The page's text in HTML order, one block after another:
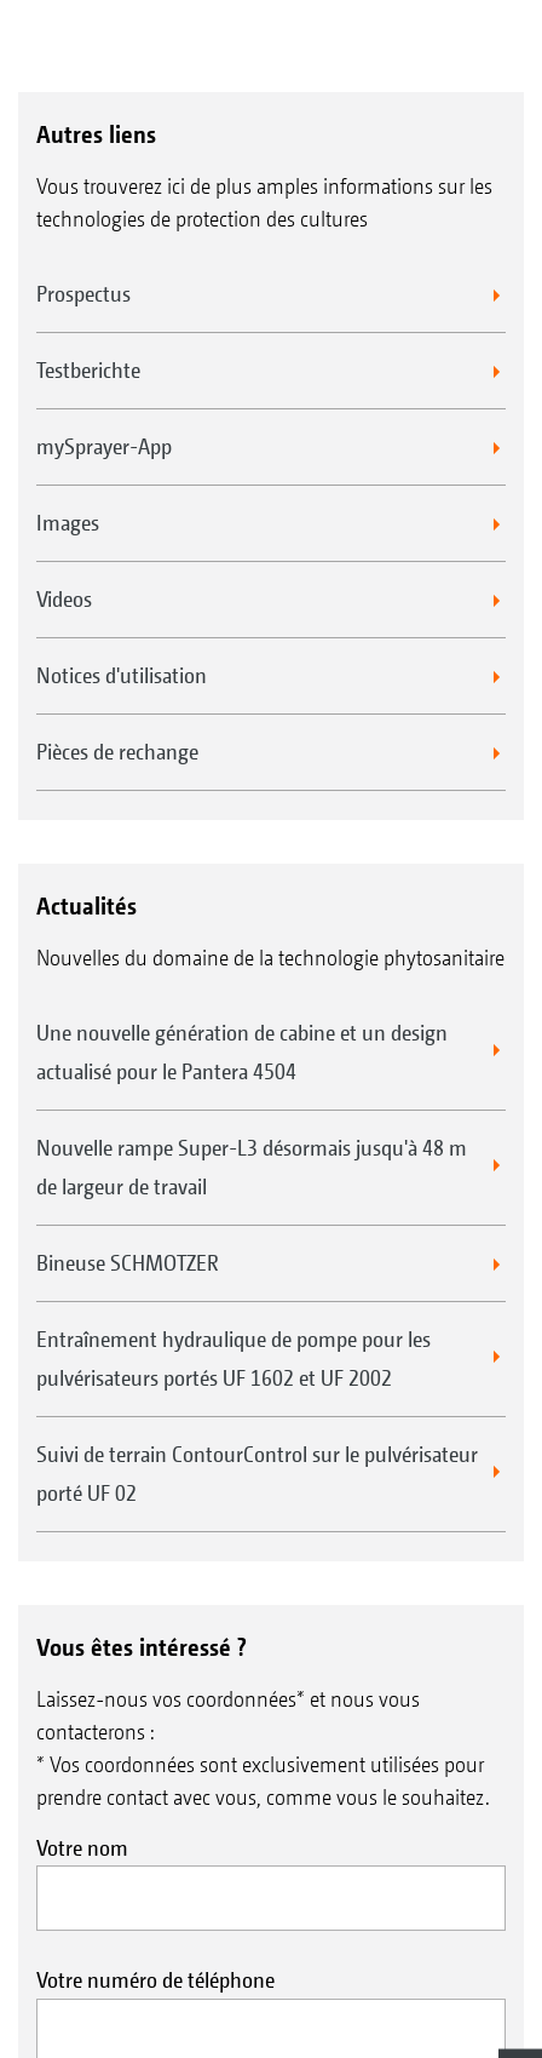
Autres liens
Vous trouverez ici de plus amples informations sur les
technologies de protection des cultures
Prospectus
Testberichte
mySprayer-App
Images
Videos
Notices d'utilisation
Pièces de rechange
Actualités
Nouvelles du domaine de la technologie phytosanitaire
Une nouvelle génération de cabine et un design
actualisé pour le Pantera 4504
Nouvelle rampe Super-L3 désormais jusqu'à 48 m
de largeur de travail
Bineuse SCHMOTZER
Entraînement hydraulique de pompe pour les
pulvérisateurs portés UF 1602 et UF 2002
Suivi de terrain ContourControl sur le pulvérisateur
porté UF 02
Vous êtes intéressé ?
Laissez-nous vos coordonnées* et nous vous
contacterons :
* Vos coordonnées sont exclusivement utilisées pour
prendre contact avec vous, comme vous le souhaitez.
Votre nom
Votre numéro de téléphone